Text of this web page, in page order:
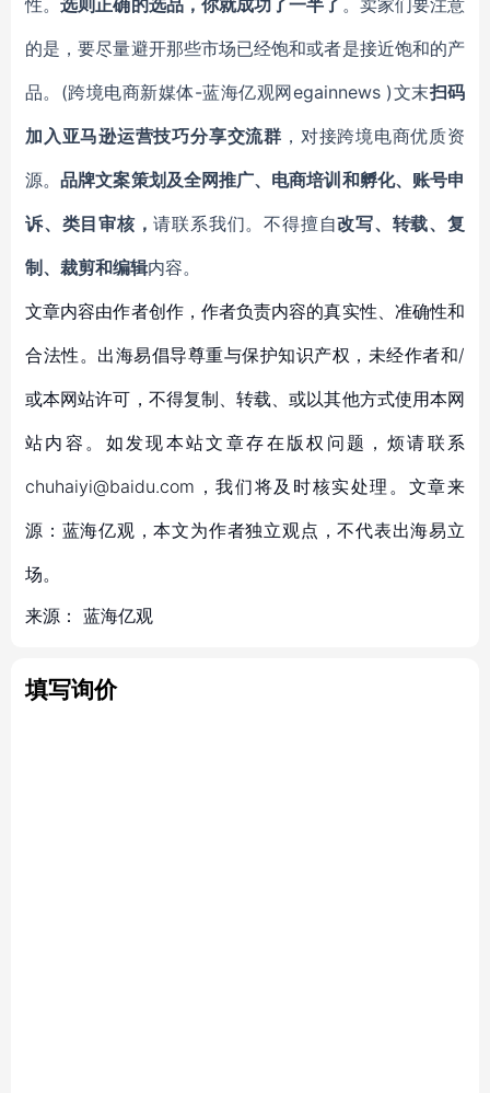
性。选则正确的选品，你就成功了一半了 。卖家们要注意
的是，要尽量避开那些市场已经饱和或者是接近饱和的产
品。(跨境电商新媒体-蓝海亿观网egainnews )文末扫码
加入亚马逊运营技巧分享交流群 ，对接跨境电商优质资
源。品牌文案策划及全网推广、电商培训和孵化、账号申
诉、类目审核，请联系我们。不得擅自改写、转载、复
制、裁剪和编辑内容。
文章内容由作者创作，作者负责内容的真实性、准确性和
合法性。出海易倡导尊重与保护知识产权，未经作者和/
或本网站许可，不得复制、转载、或以其他方式使用本网
站内容。如发现本站文章存在版权问题，烦请联系
chuhaiyi@baidu.com，我们将及时核实处理。文章来
源：蓝海亿观，本文为作者独立观点，不代表出海易立
场。
来源： 蓝海亿观
填写询价